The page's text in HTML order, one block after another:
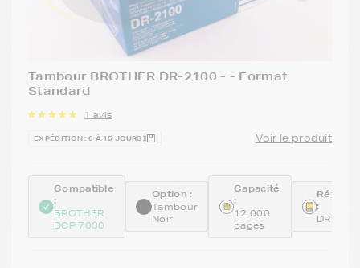
Tambour BROTHER DR-2100 - - Format
Standard
1 avis
EXPÉDITION : 6 À 15 JOURS Voir le produit
Compatible
:
BROTHER
DCP 7030
Option :
Tambour
Noir
Capacité
:
12 000
pages
:
DR2100